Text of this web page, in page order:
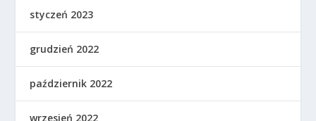
styczeń 2023
grudzień 2022
październik 2022
wrzesień 2022